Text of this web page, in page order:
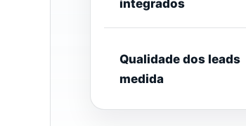
integrados
Qualidade dos leads
medida